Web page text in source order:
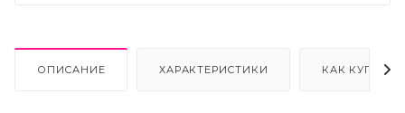
ОПИСАНИЕ ХАРАКТЕРИСТИКИ КАК КУПИТЬ